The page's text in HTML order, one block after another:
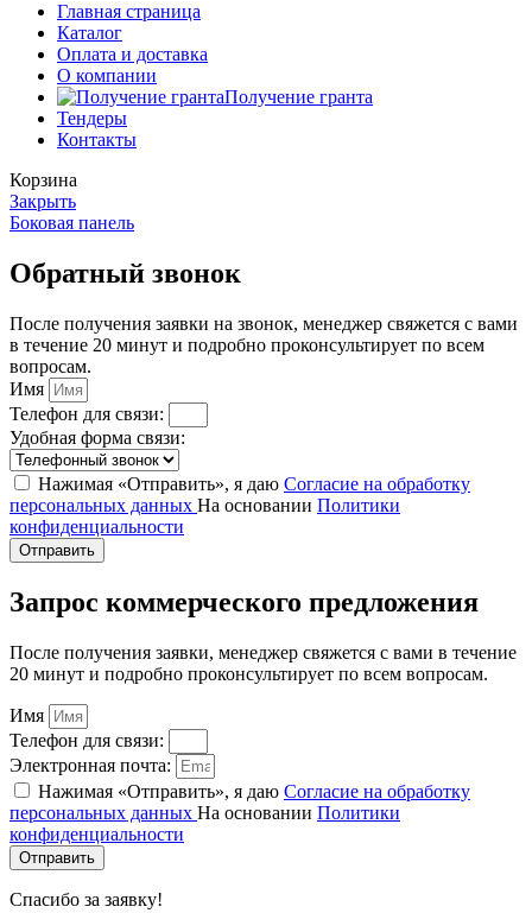
Главная страница
Каталог
Оплата и доставка
О компании
Получение гранта
Тендеры
Контакты
Корзина
Закрыть
Боковая панель
Обратный звонок
После получения заявки на звонок, менеджер свяжется с вами
в течение 20 минут и подробно проконсультирует по всем
вопросам.
Имя
Телефон для связи:
Удобная форма связи:
Нажимая «Отправить», я даю Согласие на обработку
персональных данных На основании Политики
конфиденциальности
Отправить
Запрос коммерческого предложения
После получения заявки, менеджер свяжется с вами в течение
20 минут и подробно проконсультирует по всем вопросам.
Имя
Телефон для связи:
Электронная почта:
Нажимая «Отправить», я даю Согласие на обработку
персональных данных На основании Политики
конфиденциальности
Отправить
Спасибо за заявку!